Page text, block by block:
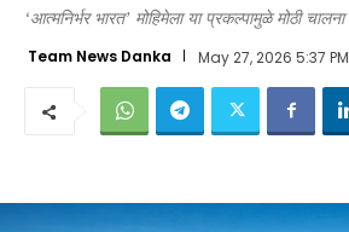
‘आत्मनिर्भर भारत’ मोहिमेला या प्रकल्पामुळे मोठी चालना
Team News Danka May 27, 2026 5:37 PM